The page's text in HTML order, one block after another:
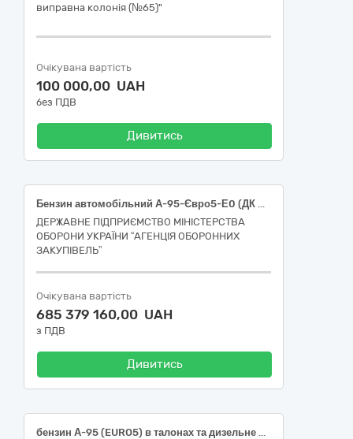
виправна колонія (№65)"
Очікувана вартість
100 000,00 UAH
без ПДВ
Дивитись
Бензин автомобільний А-95-Євро5-Е0 (ДК 021:2015: 09130000-9: Нафта і дистиляти)
ДЕРЖАВНЕ ПІДПРИЄМСТВО МІНІСТЕРСТВА
ОБОРОНИ УКРАЇНИ “АГЕНЦІЯ ОБОРОННИХ
ЗАКУПІВЕЛЬ”
Очікувана вартість
685 379 160,00 UAH
з ПДВ
Дивитись
бензин А-95 (EURO5) в талонах та дизельне паливо (EURO5) в талонах ДК 021:2015 – 09130000-9 – «Нафта і дистиляти»